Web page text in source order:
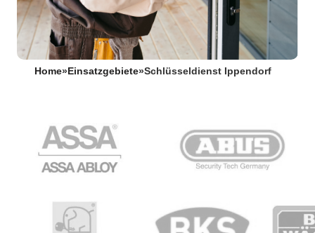
Home» Einsatzgebiete»Schlüsseldienst Ippendorf